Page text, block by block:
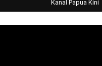
Kanal Papua Kini